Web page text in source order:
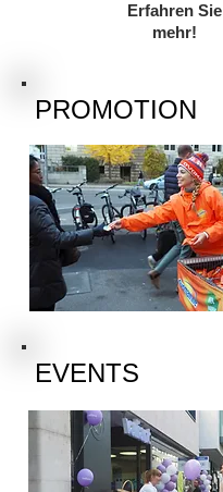
Erfahren Sie
mehr!
PROMOTION
EVENTS